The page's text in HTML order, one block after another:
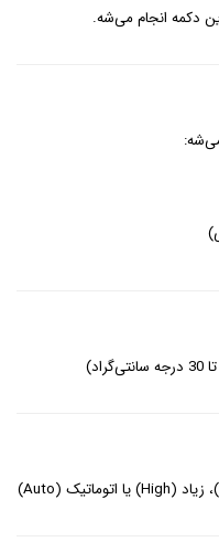
دکمه انجام می‌شه.